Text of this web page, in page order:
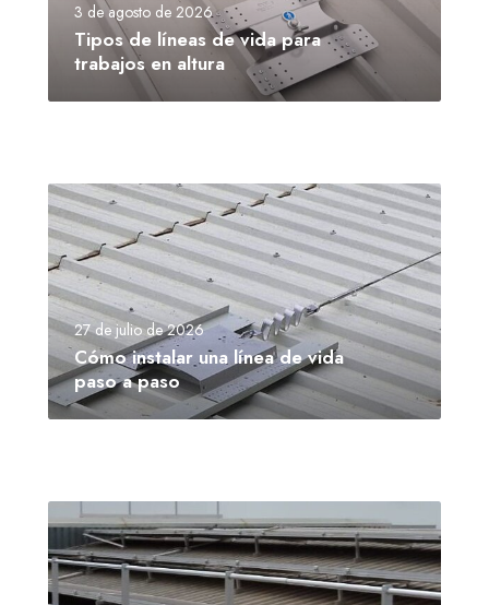
3 de agosto de 2026
Tipos de líneas de vida para
trabajos en altura
27 de julio de 2026
Cómo instalar una línea de vida
paso a paso